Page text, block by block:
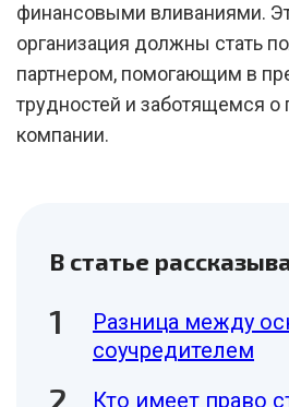
финансовыми вливаниями.
организация должны стать
партнером, помогающим в
трудностей и заботящемся о
компании.
В статье
Разница между
соучредителем
Кто имеет право